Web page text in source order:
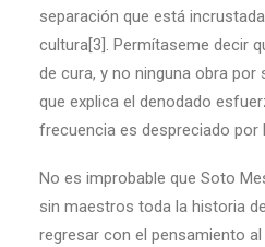
separación que está
cultura[3]. Permítaseme decir
de cura, y no ninguna obra por
que explica el denodado
frecuencia es despreciado por
No es improbable que Soto
sin maestros toda la historia
regresar con el pensamiento